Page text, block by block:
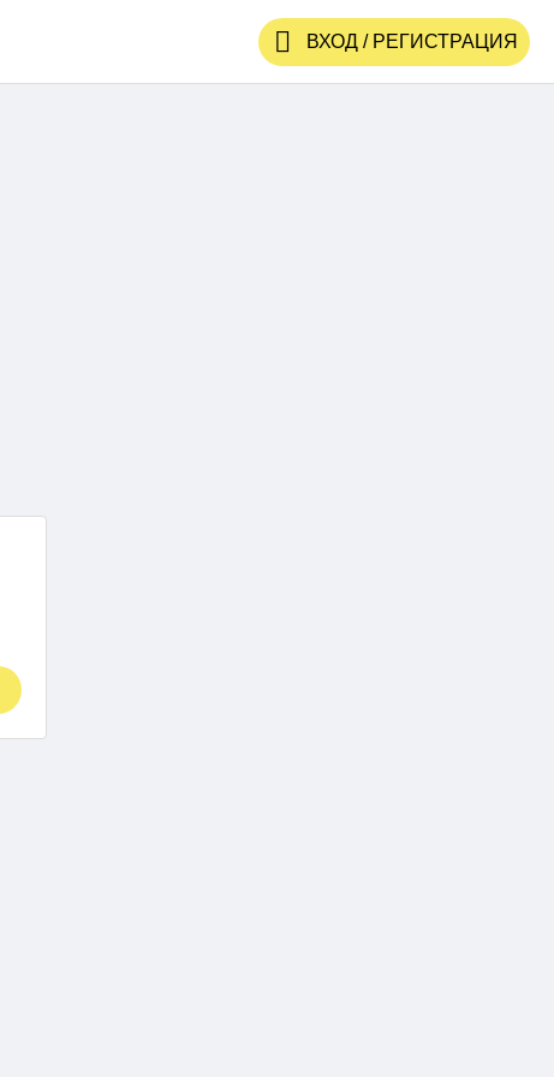
ВХОД / РЕГИСТРАЦИЯ